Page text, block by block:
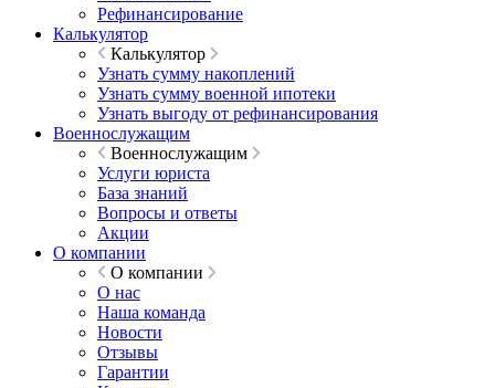
Рефинансирование
Калькулятор
Калькулятор
Узнать сумму накоплений
Узнать сумму военной ипотеки
Узнать выгоду от рефинансирования
Военнослужащим
Военнослужащим
Услуги юриста
База знаний
Вопросы и ответы
Акции
О компании
О компании
О нас
Наша команда
Новости
Отзывы
Гарантии